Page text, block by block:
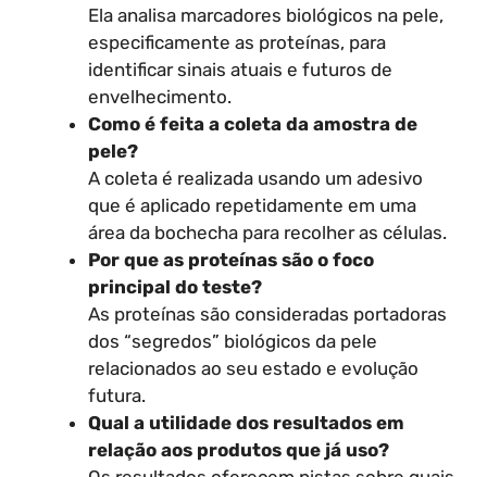
Ela analisa marcadores biológicos na pele,
especificamente as proteínas, para
identificar sinais atuais e futuros de
envelhecimento.
Como é feita a coleta da amostra de
pele?
A coleta é realizada usando um adesivo
que é aplicado repetidamente em uma
área da bochecha para recolher as células.
Por que as proteínas são o foco
principal do teste?
As proteínas são consideradas portadoras
dos “segredos” biológicos da pele
relacionados ao seu estado e evolução
futura.
Qual a utilidade dos resultados em
relação aos produtos que já uso?